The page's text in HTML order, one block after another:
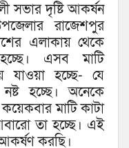
সভার দৃষ্টি আকর্ষন
রাজেশপুর
এলাকায় থেকে
এসব মাটি
যাওয়া হচ্ছে- যে
হচ্ছে। অনেকে
মাটি কাটা
তা হচ্ছে। এই
আকর্ষণ করছি।